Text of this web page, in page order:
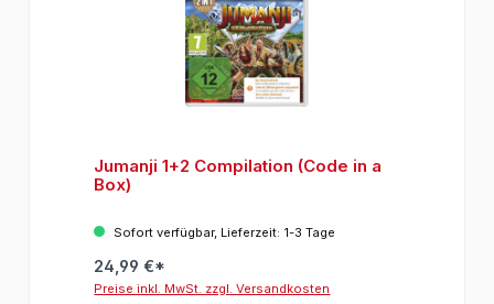
Jumanji 1+2 Compilation (Code in a
Box)
Sofort verfügbar, Lieferzeit: 1-3 Tage
24,99 €*
Preise inkl. MwSt. zzgl. Versandkosten